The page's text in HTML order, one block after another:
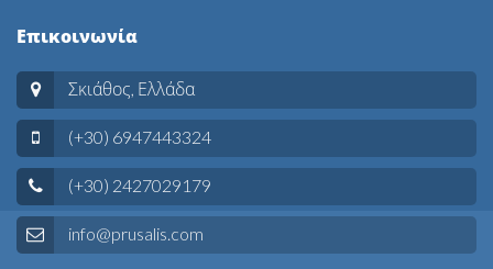
Επικοινωνία
Σκιάθος, Ελλάδα
(+30) 6947443324
(+30) 2427029179
info@prusalis.com